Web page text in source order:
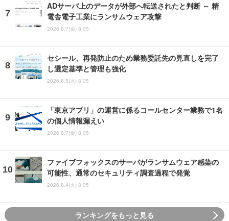
ADサーバ上のデータが外部へ転送されたと判断 ～ 精
電舎電子工業にランサムウェア攻撃
2026.8.7(金) 8:05
セシール、再発防止のため業務委託先の見直しを完了
し選定基準と管理も強化
2026.8.5(水) 8:05
「東京アプリ」の運営に係るコールセンター業務で1名
の個人情報漏えい
2026.8.7(金) 8:05
ファイブフォックスのサーバがランサムウェア感染の
可能性、通常のセキュリティ調査過程で発覚
2026.8.4(火) 8:05
ランキングをもっと見る